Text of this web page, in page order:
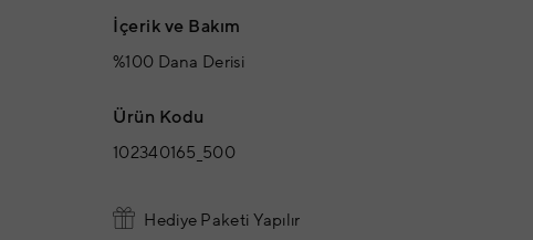
İçerik ve Bakım
%100 Dana Derisi
Ürün Kodu
102340165_500
Hediye Paketi Yapılır